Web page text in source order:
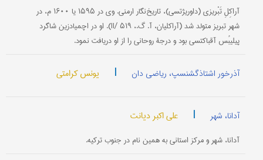
آراکِلِ تَبْریزی (داوریژتسی)، تاریخ‌نگار ارمنی. وی در ۱۵۹۵ یا ۱۶۰۰ م، در
شهر تبریز متولد شد (آراکلیان، آ. گ.، II/ ۵۱۹). او در اچمیادزین شاگرد
پیلیبُس آقباکتسی بود و درجۀ روحانی را از او دریافت نمود.
آذرخور اشتاذگشنسپ، ریاضی دان | یونس کرامتی
آدانا، شهر | علی اکبر دیانت
آدانا، شهر و مرکز استانی به همین نام در جنوب ترکیه.